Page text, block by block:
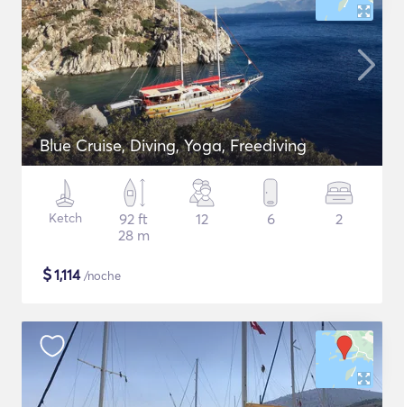
Blue Cruise, Diving, Yoga, Freediving
Ketch
92 ft
28 m
12 6 2
$1,114/noche